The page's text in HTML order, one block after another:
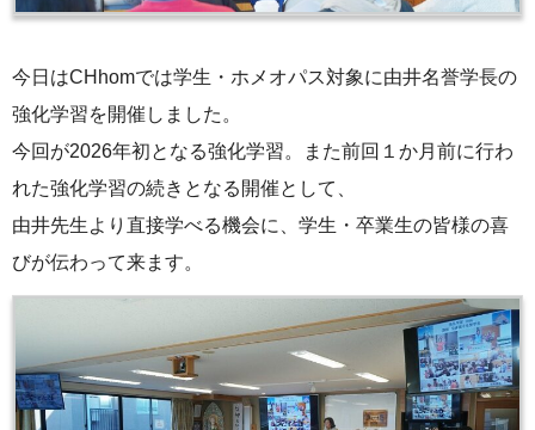
今日はCHhomでは学生・ホメオパス対象に由井名誉学長の
強化学習を開催しました。
今回が2026年初となる強化学習。また前回１か月前に行わ
れた強化学習の続きとなる開催として、
由井先生より直接学べる機会に、学生・卒業生の皆様の喜
びが伝わって来ます。